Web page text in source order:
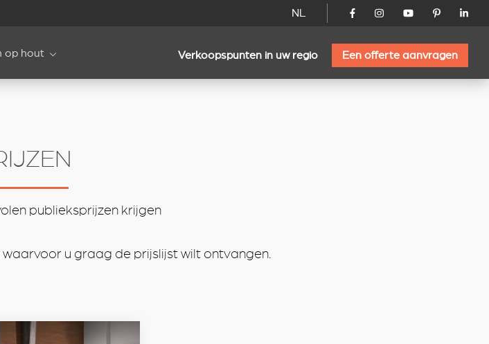
NL
op hout Verkoopspunten in uw regio Een offerte aanvragen
publieksprijzen krijgen
u graag de prijslijst wilt ontvangen.